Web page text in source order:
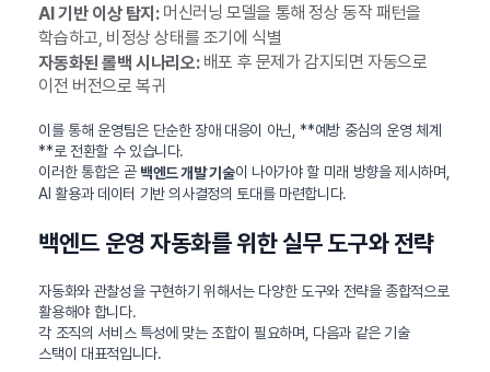
AI 기반 이상 탐지:머신러닝 모델을 통해 정상 동작 패턴을
학습하고, 비정상 상태를 조기에 식별
자동화된 롤백 시나리오:배포 후 문제가 감지되면 자동으로
이전 버전으로 복귀
이를 통해 운영팀은 단순한 장애 대응이 아닌, **예방 중심의 운영 체계
**로 전환할 수 있습니다.
이러한 통합은 곧 백엔드 개발 기술이 나아가야 할 미래 방향을 제시하며,
AI 활용과 데이터 기반 의사결정의 토대를 마련합니다.
백엔드 운영 자동화를 위한 실무 도구와 전략
자동화와 관찰성을 구현하기 위해서는 다양한 도구와 전략을 종합적으로
활용해야 합니다.
각 조직의 서비스 특성에 맞는 조합이 필요하며, 다음과 같은 기술
스택이 대표적입니다.